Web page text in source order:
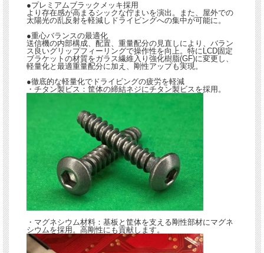
●プレミアムブラックメッキ採用
より存在感が高まるシックな佇まいを演出。また、屋外での
太陽光の乱反射を軽減しドライビングへの集中が可能に。
●重心バランスの最適化
送信機の内部構成、配置、重量配分の見直しにより、バラン
ス良いグリップフィーリングで操作性を向上。特にLCD固定
ブラケットの材質をガラス繊維入り強化樹脂(GF)に変更し、
軽量化と最適重量配分に加え、剛性アップも実現。
●徹底的な軽量化でドライビングの疲労を軽減
・チタン製ビス：筐体の締結ネジにチタン製ビスを採用。
・マグネシウム材料：基板と筐体を支える剛性部材にマグネ
シウムを採用。高剛性にも貢献します。